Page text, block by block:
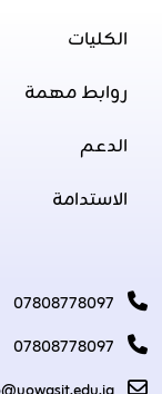
الكليات
روابط مهمة
الدعم
الاستدامة
07808778097
07808778097